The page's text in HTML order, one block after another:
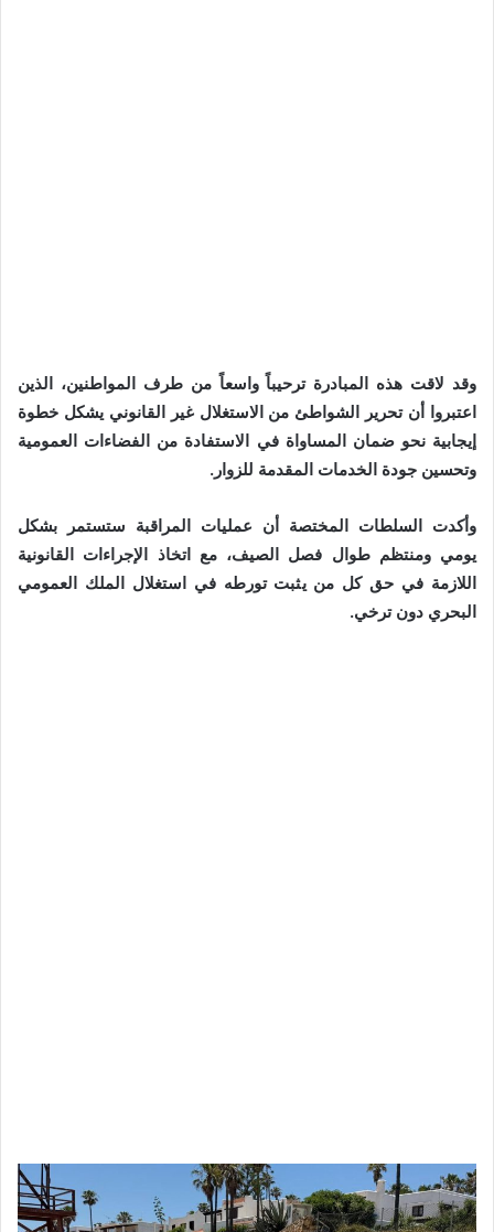
وقد لاقت هذه المبادرة ترحيباً واسعاً من طرف المواطنين، الذين
اعتبروا أن تحرير الشواطئ من الاستغلال غير القانوني يشكل خطوة
إيجابية نحو ضمان المساواة في الاستفادة من الفضاءات العمومية
وتحسين جودة الخدمات المقدمة للزوار.
وأكدت السلطات المختصة أن عمليات المراقبة ستستمر بشكل
يومي ومنتظم طوال فصل الصيف، مع اتخاذ الإجراءات القانونية
اللازمة في حق كل من يثبت تورطه في استغلال الملك العمومي
البحري دون ترخي.